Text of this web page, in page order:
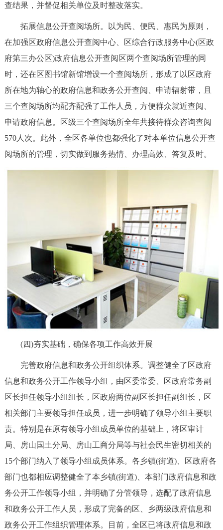
查结果，并督促相关单位及时整改落实。
拓展信息公开查阅场所。以为民、便民、惠民为原则，
在加强区政府信息公开查阅中心、区综合行政服务中心(区政
府第三办公区)政府信息公开查阅区两个查阅场所管理的同
时，还在区图书馆新馆增设一个查阅场所，形成了以区政府
所在地为轴心的政府信息和政务公开查阅、申请辐射带，且
三个查阅场所均配齐配强了工作人员，方便群众就近查阅、
申请政府信息。区级三个查阅场所全年共接待群众咨询查阅
570人次。此外，全区各单位也都强化了对本单位信息公开查
阅场所的管理，切实做到服务热情、办理高效、答复及时。
(四)夯实基础，确保各项工作高效开展
完善政府信息和政务公开组织体系。调整健全了区政府
信息和政务公开工作领导小组，由区委常委、区政府常务副
区长担任领导小组组长，区政府两位副区长担任副组长，区
相关部门主要领导担任成员，进一步明确了领导小组主要职
责。特别是在原有领导小组成员单位的基础上，将区审计
局、房山国土分局、房山工商分局等与社会民生密切相关的
15个部门纳入了领导小组成员体系。各乡镇(街道)、区政府各
部门也都相应调整健全了本乡镇(街道)、本部门政府信息和政
务公开工作领导小组，并明确了分管领导，选配了政府信息
和政务公开工作人员，形成了完备的区、乡两级政府信息和
政务公开工作组织管理体系。目前，全区已将政府信息和政